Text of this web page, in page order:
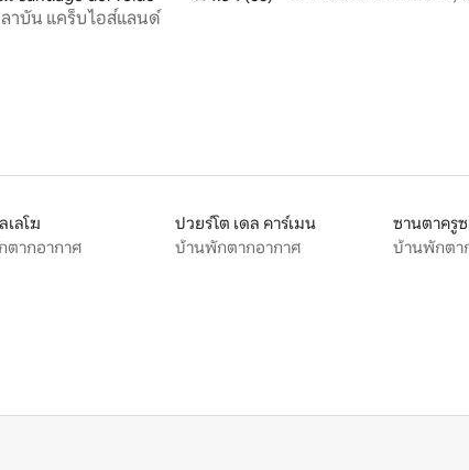
ลาบัน แคร็บ ไอส์แลนด์
เลโฆ
ตากอากาศ
ปวยร์โต เดล คาร์เมน
บ้านพักตากอากาศ
ซานตาครูซ
บ้านพักตา